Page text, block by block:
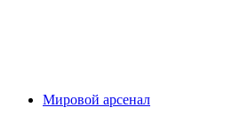
Мировой арсенал